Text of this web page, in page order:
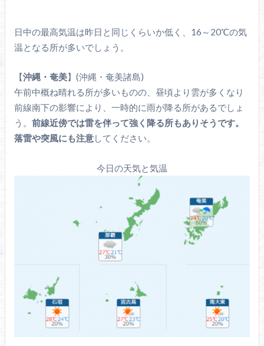
日中の最高気温は昨日と同じくらいか低く、16～20℃の気
温となる所が多いでしょう。
【沖縄・奄美】(沖縄・奄美諸島)
午前中概ね晴れる所が多いものの、昼頃より雲が多くなり
前線南下の影響により、一時的に雨が降る所があるでしょ
う。 前線近傍では雷を伴って強く降る所もありそうです。
落雷や突風にも注意してください。
今日の天気と気温